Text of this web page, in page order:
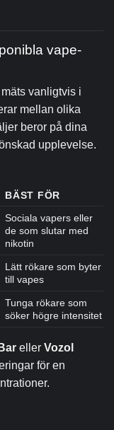
vape-
vanligtvis i
mellan olika
beror på dina
upplevelse.
BÄST FÖR
Sociala vapers eller
de som slutar med
nikotin
Lätt rökare som byter
till vapes
Tunga rökare som
söker högre intensitet
eller Vozol
för en